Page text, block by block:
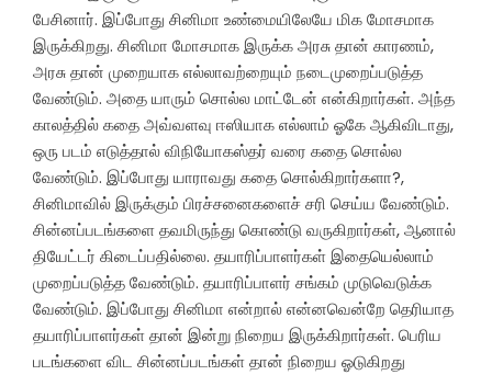
பேசினார். இப்போது சினிமா உண்மையிலேயே மிக மோசமாக
இருக்கிறது. சினிமா மோசமாக இருக்க அரசு தான் காரணம்,
அரசு தான் முறையாக எல்லாவற்றையும் நடைமுறைப்படுத்த
வேண்டும். அதை யாரும் சொல்ல மாட்டேன் என்கிறார்கள். அந்த
காலத்தில் கதை அவ்வளவு ஈஸியாக எல்லாம் ஓகே ஆகிவிடாது,
ஒரு படம் எடுத்தால் விநியோகஸ்தர் வரை கதை சொல்ல
வேண்டும். இப்போது யாராவது கதை சொல்கிறார்களா?,
சினிமாவில் இருக்கும் பிரச்சனைகளைச் சரி செய்ய வேண்டும்.
சின்னப்படங்களை தவமிருந்து கொண்டு வருகிறார்கள், ஆனால்
தியேட்டர் கிடைப்பதில்லை. தயாரிப்பாளர்கள் இதையெல்லாம்
முறைப்படுத்த வேண்டும். தயாரிப்பாளர் சங்கம் முடுவெடுக்க
வேண்டும். இப்போது சினிமா என்றால் என்னவென்றே தெரியாத
தயாரிப்பாளர்கள் தான் இன்று நிறைய இருக்கிறார்கள். பெரிய
படங்களை விட சின்னப்படங்கள் தான் நிறைய ஓடுகிறது